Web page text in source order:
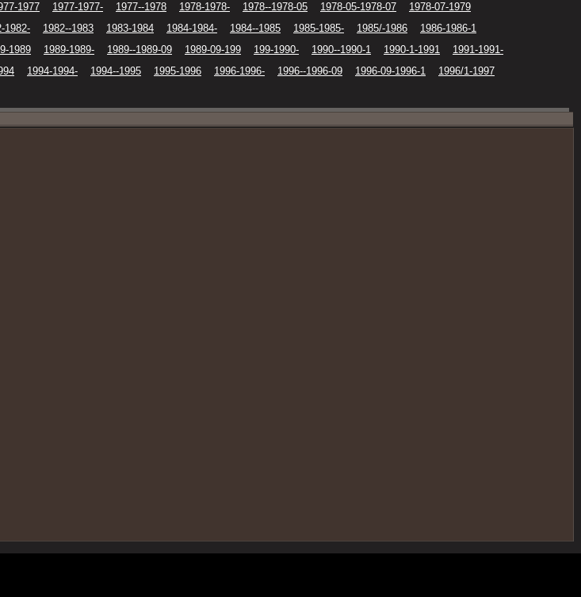
1977 1977-1977- 1977--1978 1978-1978- 1978--1978-05 1978-05-1978-07
1978-07-1979
1982- 1982--1983 1983-1984 1984-1984- 1984--1985 1985-1985- 1985/-1986
1986-1986-1
1989 1989-1989- 1989--1989-09 1989-09-199 199-1990- 1990--1990-1 1990-1-1991
1991-1991-
1994-1994- 1994--1995 1995-1996 1996-1996- 1996--1996-09 1996-09-1996-1
1996/1-1997